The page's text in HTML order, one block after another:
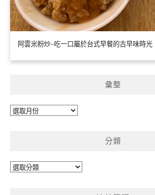
阿雲米粉炒~吃一口屬於台式早餐的古早味時光
彙整
彙
分類
分